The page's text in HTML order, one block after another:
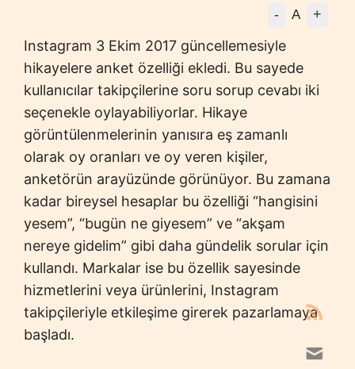
- A +
Instagram 3 Ekim 2017 güncellemesiyle
hikayelere anket özelliği ekledi. Bu sayede
kullanıcılar takipçilerine soru sorup cevabı iki
seçenekle oylayabiliyorlar. Hikaye
görüntülenmelerinin yanısıra eş zamanlı
olarak oy oranları ve oy veren kişiler,
anketörün arayüzünde görünüyor. Bu zamana
kadar bireysel hesaplar bu özelliği “hangisini
yesem”, “bugün ne giyesem” ve “akşam
nereye gidelim” gibi daha gündelik sorular için
kullandı. Markalar ise bu özellik sayesinde
hizmetlerini veya ürünlerini, Instagram
takipçileriyle etkileşime girerek pazarlamaya
başladı.